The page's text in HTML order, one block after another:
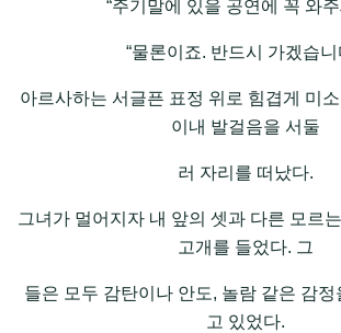
“주기말에 있을 공연에 꼭 와주
“물론이죠. 반드시 가겠습니
아르사하는 서글픈 표정 위로 힘겹게 미
이내 발걸음을 서둘
러 자리를 떠났다.
그녀가 멀어지자 내 앞의 셋과 다른 모르
고개를 들었다. 그
들은 모두 감탄이나 안도, 놀람 같은 감
고 있었다.